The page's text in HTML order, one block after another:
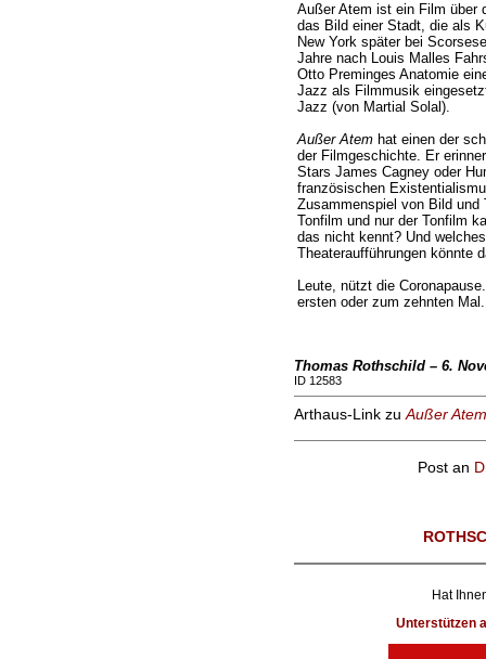
Außer Atem ist ein Film über
das Bild einer Stadt, die als
New York später bei
Jahre nach Louis Malles
Otto Preminges Anatomie
Jazz als Filmmusik
Jazz (von Martial Solal).
Außer Atemhat einen der
der Filmgeschichte. Er
Stars James Cagney oder
französischen
Zusammenspiel von Bild und
Tonfilm und nur der Tonfilm
das nicht kennt? Und
Theateraufführungen könnte
Leute, nützt die
ersten oder zum zehnten Mal.
Thomas Rothschild – 6.
ID 12583
Arthaus-Link zu Außer Atem
Post an
Hat
Unterstützen